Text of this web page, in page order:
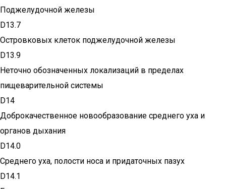
Поджелудочной железы
D13.7
Островковых клеток поджелудочной железы
D13.9
Неточно обозначенных локализаций в пределах
пищеварительной системы
D14
Доброкачественное новообразование среднего уха и
органов дыхания
D14.0
Среднего уха, полости носа и придаточных пазух
D14.1